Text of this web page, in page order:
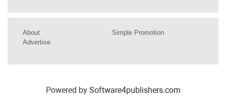
About
Advertise
Simple Promotion
Powered by Software4publishers.com